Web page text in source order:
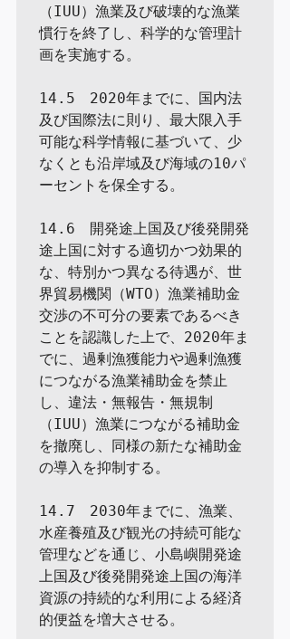
（IUU）漁業及び破壊的な漁業
慣行を終了し、科学的な管理計
画を実施する。
14.5　2020年までに、国内法
及び国際法に則り、最大限入手
可能な科学情報に基づいて、少
なくとも沿岸域及び海域の10パ
ーセントを保全する。
14.6　開発途上国及び後発開発
途上国に対する適切かつ効果的
な、特別かつ異なる待遇が、世
界貿易機関（WTO）漁業補助金
交渉の不可分の要素であるべき
ことを認識した上で、2020年ま
でに、過剰漁獲能力や過剰漁獲
につながる漁業補助金を禁止
し、違法・無報告・無規制
（IUU）漁業につながる補助金
を撤廃し、同様の新たな補助金
の導入を抑制する。
14.7　2030年までに、漁業、
水産養殖及び観光の持続可能な
管理などを通じ、小島嶼開発途
上国及び後発開発途上国の海洋
資源の持続的な利用による経済
的便益を増大させる。